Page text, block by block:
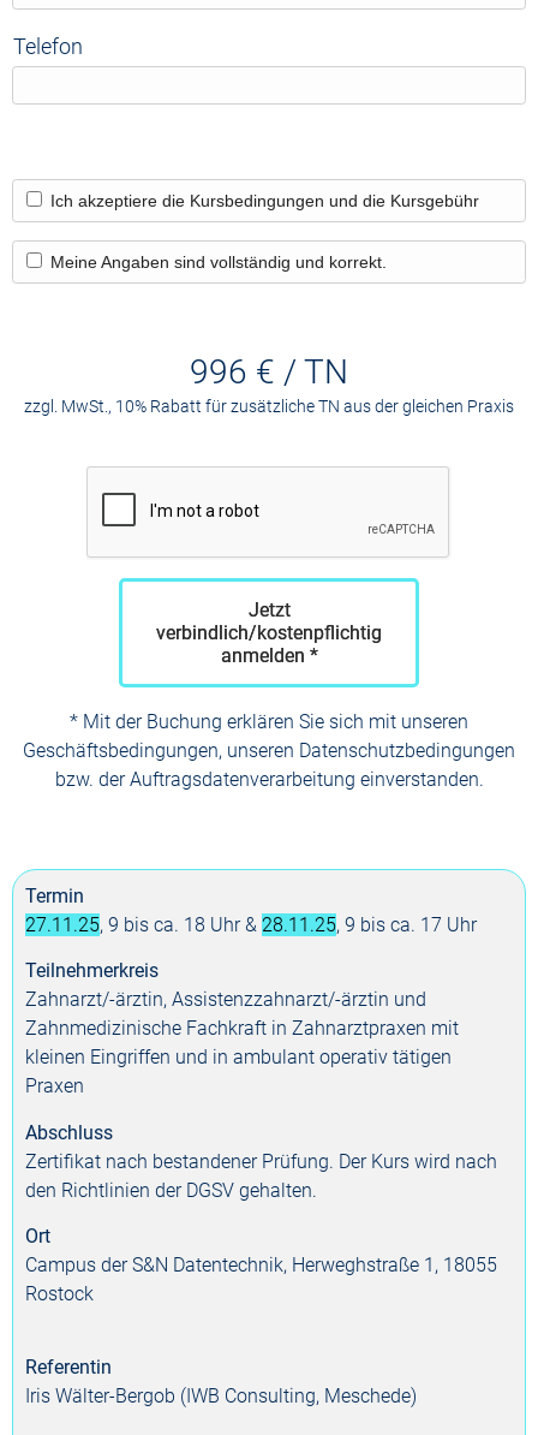
Telefon
Ich akzeptiere die Kursbedingungen und die Kursgebühr
Meine Angaben sind vollständig und korrekt.
996 € / TN
zzgl. MwSt., 10% Rabatt für zusätzliche TN aus der gleichen Praxis
Jetzt
verbindlich/kostenpflichtig
anmelden *
* Mit der Buchung erklären Sie sich mit unseren
Geschäftsbedingungen, unseren Datenschutzbedingungen
bzw. der Auftragsdatenverarbeitung einverstanden.
Termin
27.11.25, 9 bis ca. 18 Uhr & 28.11.25, 9 bis ca. 17 Uhr
Teilnehmerkreis
Zahnarzt/-ärztin, Assistenzzahnarzt/-ärztin und
Zahnmedizinische Fachkraft in Zahnarztpraxen mit
kleinen Eingriffen und in ambulant operativ tätigen
Praxen
Abschluss
Zertifikat nach bestandener Prüfung. Der Kurs wird nach
den Richtlinien der DGSV gehalten.
Ort
Campus der S&N Datentechnik, Herweghstraße 1, 18055
Rostock
Referentin
Iris Wälter-Bergob (IWB Consulting, Meschede)